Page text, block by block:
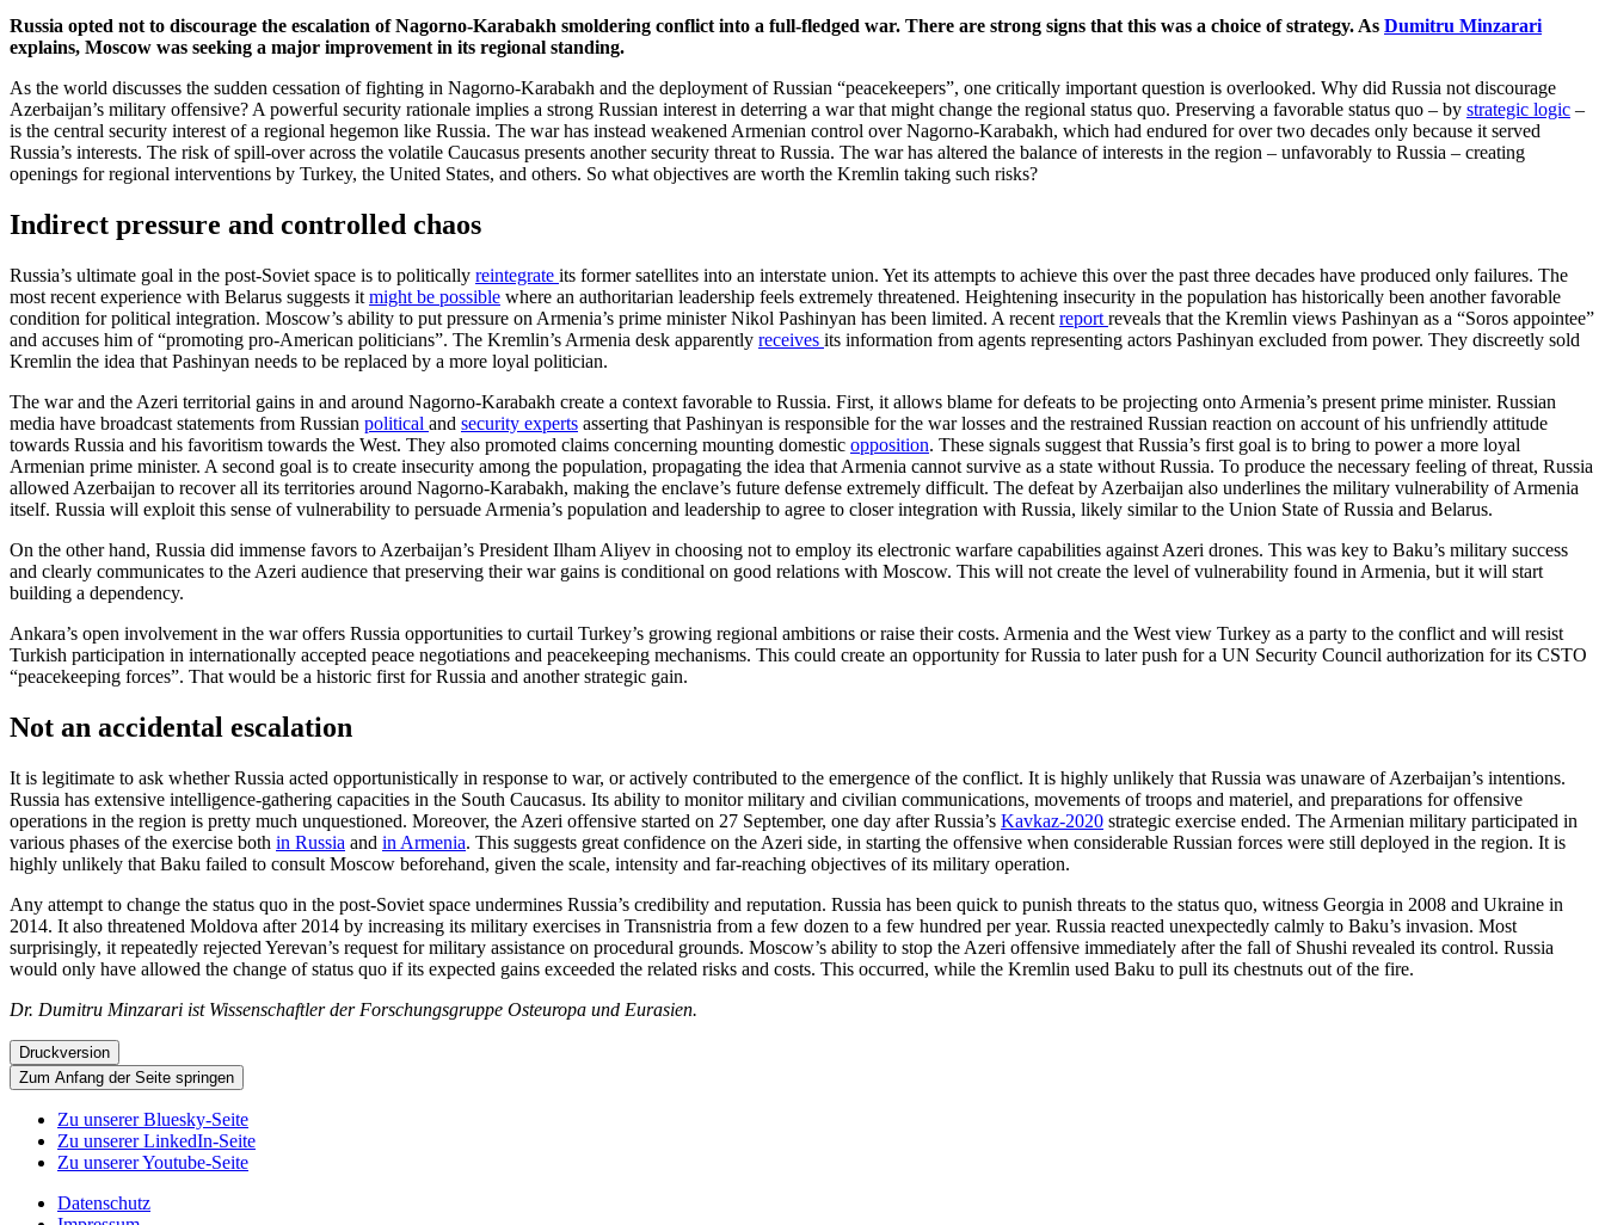
Russia opted not to discourage the escalation of Nagorno-Karabakh smoldering conflict into a full-fledged war. There are strong signs that this was a choice of strategy. As Dumitru Minzarari
explains, Moscow was seeking a major improvement in its regional standing.
As the world discusses the sudden cessation of fighting in Nagorno-Karabakh and the deployment of Russian “peacekeepers”, one critically important question is overlooked. Why did Russia not discourage
Azerbaijan’s military offensive? A powerful security rationale implies a strong Russian interest in deterring a war that might change the regional status quo. Preserving a favorable status quo – by strategic logic –
is the central security interest of a regional hegemon like Russia. The war has instead weakened Armenian control over Nagorno-Karabakh, which had endured for over two decades only because it served
Russia’s interests. The risk of spill-over across the volatile Caucasus presents another security threat to Russia. The war has altered the balance of interests in the region – unfavorably to Russia – creating
openings for regional interventions by Turkey, the United States, and others. So what objectives are worth the Kremlin taking such risks?
Indirect pressure and controlled chaos
Russia’s ultimate goal in the post-Soviet space is to politically reintegrate its former satellites into an interstate union. Yet its attempts to achieve this over the past three decades have produced only failures. The
most recent experience with Belarus suggests it might be possible where an authoritarian leadership feels extremely threatened. Heightening insecurity in the population has historically been another favorable
condition for political integration. Moscow’s ability to put pressure on Armenia’s prime minister Nikol Pashinyan has been limited. A recent report reveals that the Kremlin views Pashinyan as a “Soros appointee”
and accuses him of “promoting pro-American politicians”. The Kremlin’s Armenia desk apparently receives its information from agents representing actors Pashinyan excluded from power. They discreetly sold
Kremlin the idea that Pashinyan needs to be replaced by a more loyal politician.
The war and the Azeri territorial gains in and around Nagorno-Karabakh create a context favorable to Russia. First, it allows blame for defeats to be projecting onto Armenia’s present prime minister. Russian
media have broadcast statements from Russian political and security experts asserting that Pashinyan is responsible for the war losses and the restrained Russian reaction on account of his unfriendly attitude
towards Russia and his favoritism towards the West. They also promoted claims concerning mounting domestic opposition. These signals suggest that Russia’s first goal is to bring to power a more loyal
Armenian prime minister. A second goal is to create insecurity among the population, propagating the idea that Armenia cannot survive as a state without Russia. To produce the necessary feeling of threat, Russia
allowed Azerbaijan to recover all its territories around Nagorno-Karabakh, making the enclave’s future defense extremely difficult. The defeat by Azerbaijan also underlines the military vulnerability of Armenia
itself. Russia will exploit this sense of vulnerability to persuade Armenia’s population and leadership to agree to closer integration with Russia, likely similar to the Union State of Russia and Belarus.
On the other hand, Russia did immense favors to Azerbaijan’s President Ilham Aliyev in choosing not to employ its electronic warfare capabilities against Azeri drones. This was key to Baku’s military success
and clearly communicates to the Azeri audience that preserving their war gains is conditional on good relations with Moscow. This will not create the level of vulnerability found in Armenia, but it will start
building a dependency.
Ankara’s open involvement in the war offers Russia opportunities to curtail Turkey’s growing regional ambitions or raise their costs. Armenia and the West view Turkey as a party to the conflict and will resist
Turkish participation in internationally accepted peace negotiations and peacekeeping mechanisms. This could create an opportunity for Russia to later push for a UN Security Council authorization for its CSTO
“peacekeeping forces”. That would be a historic first for Russia and another strategic gain.
Not an accidental escalation
It is legitimate to ask whether Russia acted opportunistically in response to war, or actively contributed to the emergence of the conflict. It is highly unlikely that Russia was unaware of Azerbaijan’s intentions.
Russia has extensive intelligence-gathering capacities in the South Caucasus. Its ability to monitor military and civilian communications, movements of troops and materiel, and preparations for offensive
operations in the region is pretty much unquestioned. Moreover, the Azeri offensive started on 27 September, one day after Russia’s Kavkaz-2020 strategic exercise ended. The Armenian military participated in
various phases of the exercise both in Russia and in Armenia. This suggests great confidence on the Azeri side, in starting the offensive when considerable Russian forces were still deployed in the region. It is
highly unlikely that Baku failed to consult Moscow beforehand, given the scale, intensity and far-reaching objectives of its military operation.
Any attempt to change the status quo in the post-Soviet space undermines Russia’s credibility and reputation. Russia has been quick to punish threats to the status quo, witness Georgia in 2008 and Ukraine in
2014. It also threatened Moldova after 2014 by increasing its military exercises in Transnistria from a few dozen to a few hundred per year. Russia reacted unexpectedly calmly to Baku’s invasion. Most
surprisingly, it repeatedly rejected Yerevan’s request for military assistance on procedural grounds. Moscow’s ability to stop the Azeri offensive immediately after the fall of Shushi revealed its control. Russia
would only have allowed the change of status quo if its expected gains exceeded the related risks and costs. This occurred, while the Kremlin used Baku to pull its chestnuts out of the fire.
Dr. Dumitru Minzarari ist Wissenschaftler der Forschungsgruppe Osteuropa und Eurasien.
Druckversion
Zum Anfang der Seite springen
Zu unserer Bluesky-Seite
Zu unserer LinkedIn-Seite
Zu unserer Youtube-Seite
Datenschutz